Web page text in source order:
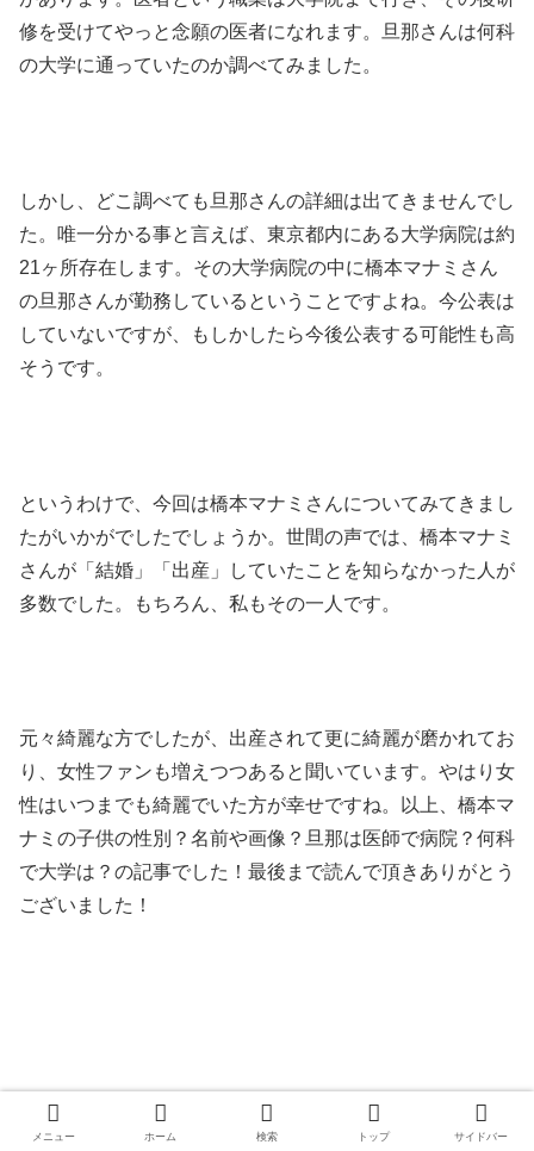
修を受けてやっと念願の医者になれます。旦那さんは何科
の大学に通っていたのか調べてみました。
しかし、どこ調べても旦那さんの詳細は出てきませんでし
た。唯一分かる事と言えば、東京都内にある大学病院は約
21ヶ所存在します。その大学病院の中に橋本マナミさん
の旦那さんが勤務しているということですよね。今公表は
していないですが、もしかしたら今後公表する可能性も高
そうです。
というわけで、今回は橋本マナミさんについてみてきまし
たがいかがでしたでしょうか。世間の声では、橋本マナミ
さんが「結婚」「出産」していたことを知らなかった人が
多数でした。もちろん、私もその一人です。
元々綺麗な方でしたが、出産されて更に綺麗が磨かれてお
り、女性ファンも増えつつあると聞いています。やはり女
性はいつまでも綺麗でいた方が幸せですね。以上、橋本マ
ナミの子供の性別？名前や画像？旦那は医師で病院？何科
で大学は？の記事でした！最後まで読んで頂きありがとう
ございました！
メニュー ホーム 検索 トップ サイドバー